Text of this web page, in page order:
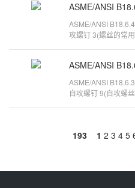
ASME/ANSI
攻螺钉 3(螺丝的常
ASME/ANSI
自攻螺钉 9(自攻螺
193 1 2 3 4 5